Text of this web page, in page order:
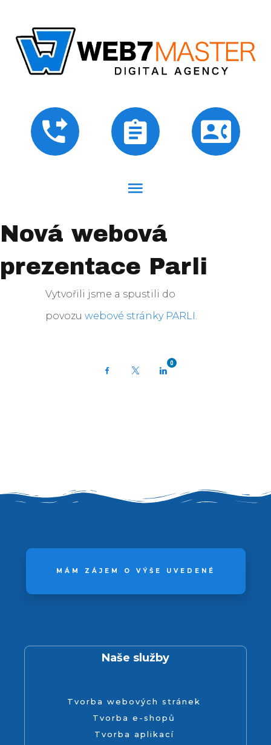
Nová webová
prezentace Parli
Vytvořili jsme a spustili do
povozu webové stránky PARLI
Facebook
0
MÁM ZÁJEM O VÝŠE UVEDENÉ
Naše služby
Tvorba webových stránek
Tvorba e-shopů
Tvorba aplikací